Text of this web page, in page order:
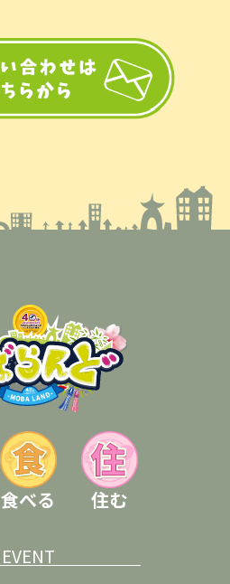
食べる 住む
EVENT